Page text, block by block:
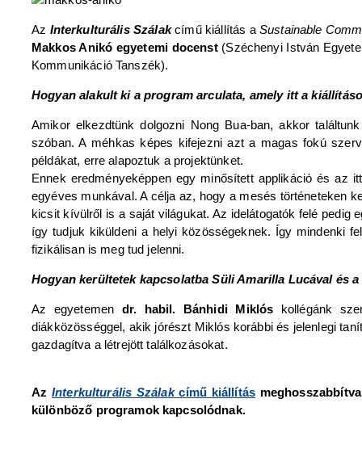
Az Interkulturális Szálakcímű kiállítás aSustainable
Makkos Anikó egyetemi docenst (Széchenyi István
Kommunikáció Tanszék).
Hogyan alakult ki a program arculata, amely itt a
Amikor elkezdtünk dolgozni Nong Bua-ban, akkor
szóban. A méhkas képes kifejezni azt a magas fokú
példákat, erre alapoztuk a projektünket.
Ennek eredményeképpen egy minősített applikáció és az
egyéves munkával. A célja az, hogy a mesés történeteken
kicsit kívülről is a saját világukat. Az idelátogatók felé
így tudjuk kiküldeni a helyi közösségeknek. Így mindenki
fizikálisan is meg tud jelenni.
Hogyan kerültetek kapcsolatba Süli Amarilla Lucával és
Az egyetemen dr. habil. Bánhidi Miklós kollégánk
diákközösséggel, akik jórészt Miklós korábbi és jelenlegi
gazdagítva a létrejött találkozásokat.
Az Interkulturális Szálakcímű kiállítás
különböző programok kapcsolódnak.